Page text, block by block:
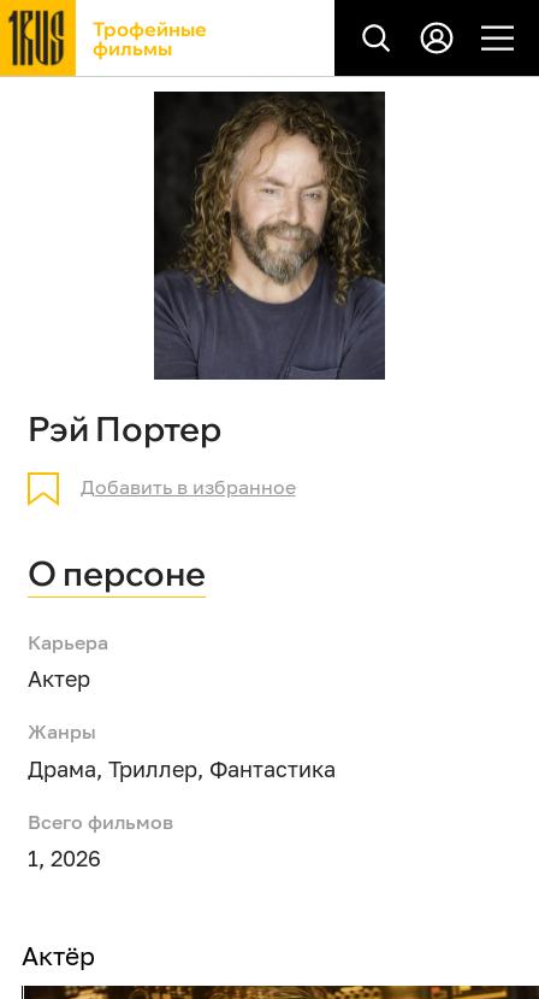
Трофейные
фильмы
Рэй Портер
Добавить в избранное
О персоне
Карьера
Актер
Жанры
Драма, Триллер, Фантастика
Всего фильмов
1, 2026
Актёр